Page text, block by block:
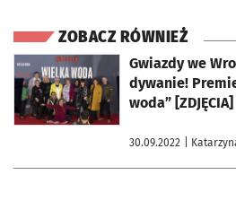
ZOBACZ RÓWNIEŻ
Gwiazdy we
dywanie!
woda” [ZDJĘCIA]
30.09.2022 |
otworzy się w nowej karcie